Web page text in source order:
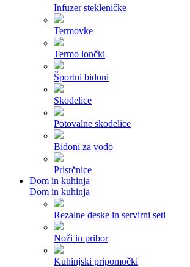
Infuzer stekleničke
Termovke
Termo lončki
Športni bidoni
Skodelice
Potovalne skodelice
Bidoni za vodo
Prisrčnice
Dom in kuhinja
Dom in kuhinja
Rezalne deske in servirni seti
Noži in pribor
Kuhinjski pripomočki